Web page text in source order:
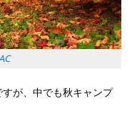
が、中でも秋キャンプ